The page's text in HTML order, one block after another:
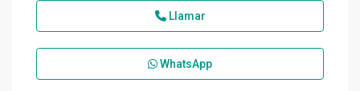
Llamar
WhatsApp